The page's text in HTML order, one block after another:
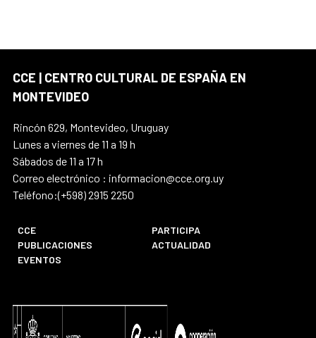
CCE | CENTRO CULTURAL DE ESPAÑA EN
MONTEVIDEO
Rincón 629, Montevideo, Uruguay
Lunes a viernes de 11 a 19 h
Sábados de 11 a 17 h
Correo electrónico : informacion@cce.org.uy
Teléfono:(+598) 2915 2250
CCE
PARTICIPA
PUBLICACIONES
ACTUALIDAD
EVENTOS